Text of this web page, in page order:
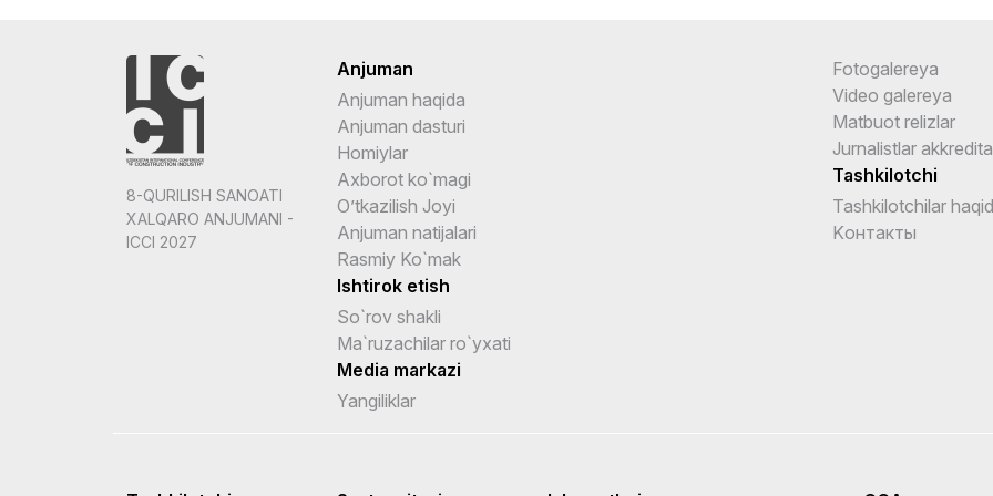
8-QURILISH SANOATI
XALQARO ANJUMANI -
ICCI 2027
Anjuman
Anjuman haqida
Anjuman dasturi
Homiylar
Axborot ko`magi
O’tkazilish Joyi
Anjuman natijalari
Rasmiy Ko`mak
Ishtirok etish
So`rov shakli
Ma`ruzachilar ro`yxati
Media markazi
Yangiliklar
Fotogalereya
Video galereya
Matbuot relizlar
Jurnalistlar
Tashkilotchi
Tashkilotchilar
Kонтакты